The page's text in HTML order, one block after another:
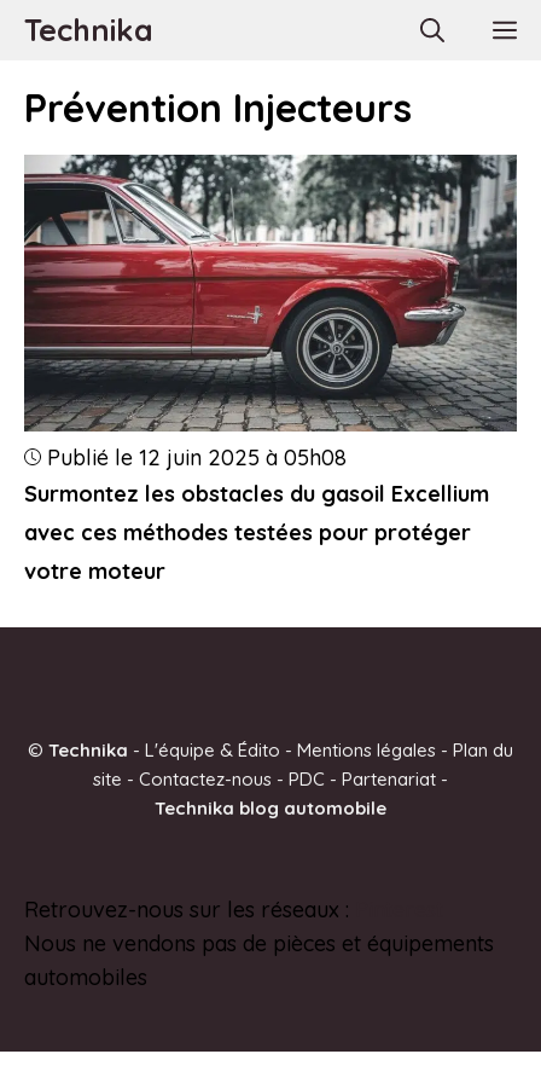
AllerTechnika
Prévention Injecteurs
Surmontez les obstacles du gasoil Excellium
avec ces méthodes testées pour protéger
votre moteur
Publié le 12 juin 2025 à 05h08
© Technika - L'équipe & Édito - Mentions légales - Plan du
site - Contactez-nous - PDC - Partenariat -
Technika blog automobile
Retrouvez-nous sur les réseaux :
Nous ne vendons pas de pièces et équipements
automobiles